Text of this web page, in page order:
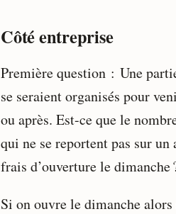
Côté entreprise
Première question : Une
se seraient organisés pour
ou après. Est-ce que le
qui ne se reportent pas sur
frais d’ouverture le dimanche
Si on ouvre le dimanche